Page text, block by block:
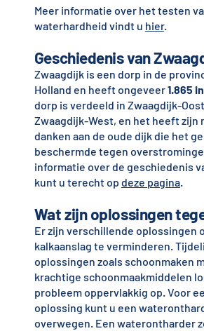
Meer informatie over het testen
waterhardheid vindt u hier.
Geschiedenis van
Zwaagdijk is een dorp in de
Holland en heeft ongeveer1.865
dorp is verdeeld in Zwaagdijk-
Zwaagdijk-West, en het heeft zijn
danken aan de oude dijk die het
beschermde tegen
informatie over de geschiedenis
kunt u terecht op deze pagina.
Wat zijn oplossingen
Er zijn verschillende oplossingen
kalkaanslag te verminderen.
oplossingen zoals schoonmaken
krachtige schoonmaakmiddelen
probleem oppervlakkig op. Voor
oplossing kunt u een
overwegen. Een waterontharder